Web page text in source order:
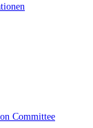
Committee